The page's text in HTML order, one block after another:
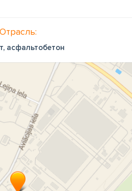
Отрасль:
асфальтобетон